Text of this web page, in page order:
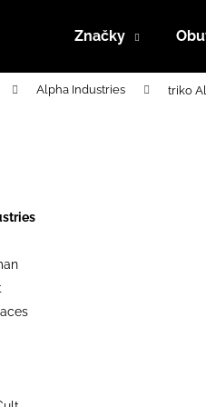
Značky
Alpha Industries triko